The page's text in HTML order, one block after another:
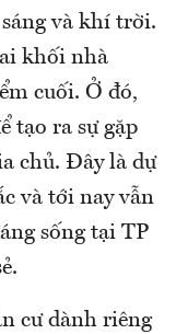
và khí trời.
khối nhà
cuối. Ở đó,
tạo ra sự gặp
chủ. Đây là dự
và tới nay vẫn
sống tại TP
cư dành riêng